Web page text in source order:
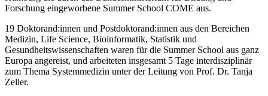
Forschung eingeworbene Summer School COME aus.
19 Doktorand:innen und Postdoktorand:innen aus den Bereichen
Medizin, Life Science, Bioinformatik, Statistik und
Gesundheitswissenschaften waren für die Summer School aus ganz
Europa angereist, und arbeiteten insgesamt 5 Tage interdisziplinär
zum Thema Systemmedizin unter der Leitung von Prof. Dr. Tanja
Zeller.